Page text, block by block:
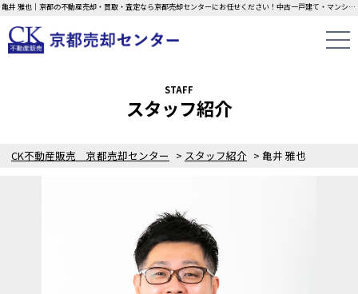
亀井 雅也｜京都の不動産売却・買取・査定なら京都売却センターにお任せください！中古一戸建て・マンション・土地の即日無料査定・現金買取中！不動産の家族信託もご相談ください！！
CK不動産販売 京都売却センター > スタッフ紹介 > 亀井 雅也
STAFF
スタッフ紹介